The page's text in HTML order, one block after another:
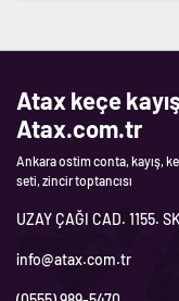
Atax keçe
Atax.com.tr
Ankara ostim conta, kayış,
seti, zincir toptancısı
UZAY ÇAĞI CAD. 1155.
info@atax.com.tr